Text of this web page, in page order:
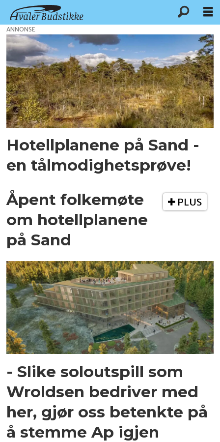
Tag:
hotellplaner
ANNONSE
Hotellplanene på Sand -
en tålmodighetsprøve!
PLUS
Åpent folkemøte
om hotellplanene
på Sand
- Slike soloutspill som
Wroldsen bedriver med
her, gjør oss betenkte på
å stemme Ap igjen